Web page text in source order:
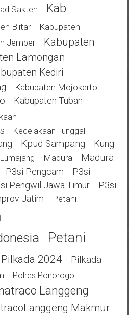
Sakteh
Kab
Blitar
Kabupaten
Jember
Kabupaten
Lamongan
Kediri
Kabupaten Mojokerto
Kabupaten Tuban
Kecelakaan Tunggal
Kpud Sampang
Kung
Lumajang Madura
Madura
P3si Pengcam
P3si
Pengwil Jawa Timur
P3si
Jatim Petani
Petani
Pilkada 2024
Pilkada
Polres Ponorogo
Langgeng
Makmur